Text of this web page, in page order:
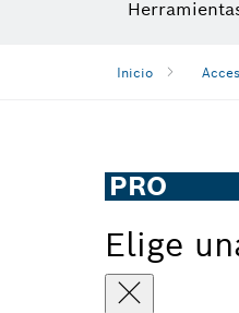
Inicio
PRO
Elige